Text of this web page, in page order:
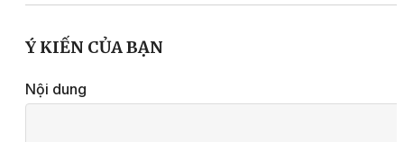
Ý KIẾN CỦA BẠN
Nội dung